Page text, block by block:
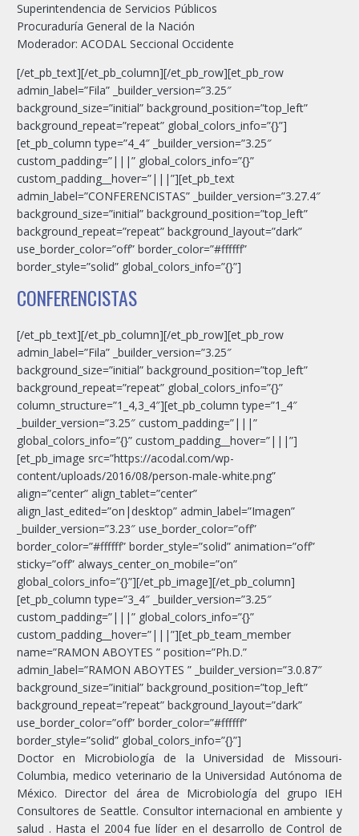
Superintendencia de Servicios Públicos
Procuraduría General de la Nación
Moderador: ACODAL Seccional Occidente
[/et_pb_text][/et_pb_column][/et_pb_row][et_pb_row
admin_label=”Fila” _builder_version=”3.25″
background_size=”initial” background_position=”top_left”
background_repeat=”repeat” global_colors_info=”{}”]
[et_pb_column type=”4_4″ _builder_version=”3.25″
custom_padding=”|||” global_colors_info=”{}”
custom_padding__hover=”|||”][et_pb_text
admin_label=”CONFERENCISTAS” _builder_version=”3.27.4″
background_size=”initial” background_position=”top_left”
background_repeat=”repeat” background_layout=”dark”
use_border_color=”off” border_color=”#ffffff”
border_style=”solid” global_colors_info=”{}”]
CONFERENCISTAS
[/et_pb_text][/et_pb_column][/et_pb_row][et_pb_row
admin_label=”Fila” _builder_version=”3.25″
background_size=”initial” background_position=”top_left”
background_repeat=”repeat” global_colors_info=”{}”
column_structure=”1_4,3_4″][et_pb_column type=”1_4″
_builder_version=”3.25″ custom_padding=”|||”
global_colors_info=”{}” custom_padding__hover=”|||”]
[et_pb_image src=”https://acodal.com/wp-
content/uploads/2016/08/person-male-white.png”
align=”center” align_tablet=”center”
align_last_edited=”on|desktop” admin_label=”Imagen”
_builder_version=”3.23″ use_border_color=”off”
border_color=”#ffffff” border_style=”solid” animation=”off”
sticky=”off” always_center_on_mobile=”on”
global_colors_info=”{}”][/et_pb_image][/et_pb_column]
[et_pb_column type=”3_4″ _builder_version=”3.25″
custom_padding=”|||” global_colors_info=”{}”
custom_padding__hover=”|||”][et_pb_team_member
name=”RAMON ABOYTES ” position=”Ph.D.”
admin_label=”RAMON ABOYTES ” _builder_version=”3.0.87″
background_size=”initial” background_position=”top_left”
background_repeat=”repeat” background_layout=”dark”
use_border_color=”off” border_color=”#ffffff”
border_style=”solid” global_colors_info=”{}”]
Doctor en Microbiología de la Universidad de Missouri-
Columbia, medico veterinario de la Universidad Autónoma de
México. Director del área de Microbiología del grupo IEH
Consultores de Seattle. Consultor internacional en ambiente y
salud . Hasta el 2004 fue líder en el desarrollo de Control de